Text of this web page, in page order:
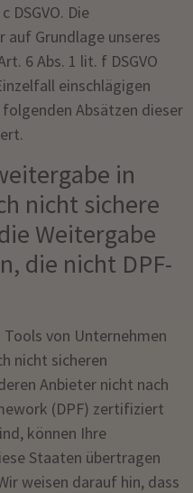
DSGVO. Die
auf Grundlage unseres
6 Abs. 1 lit. f DSGVO
einschlägigen
Absätzen dieser
in
nicht sichere
Weitergabe
die nicht DPF-
von Unternehmen
nicht sicheren
Anbieter nicht nach
(DPF) zertifiziert
können Ihre
Staaten übertragen
weisen darauf hin, dass